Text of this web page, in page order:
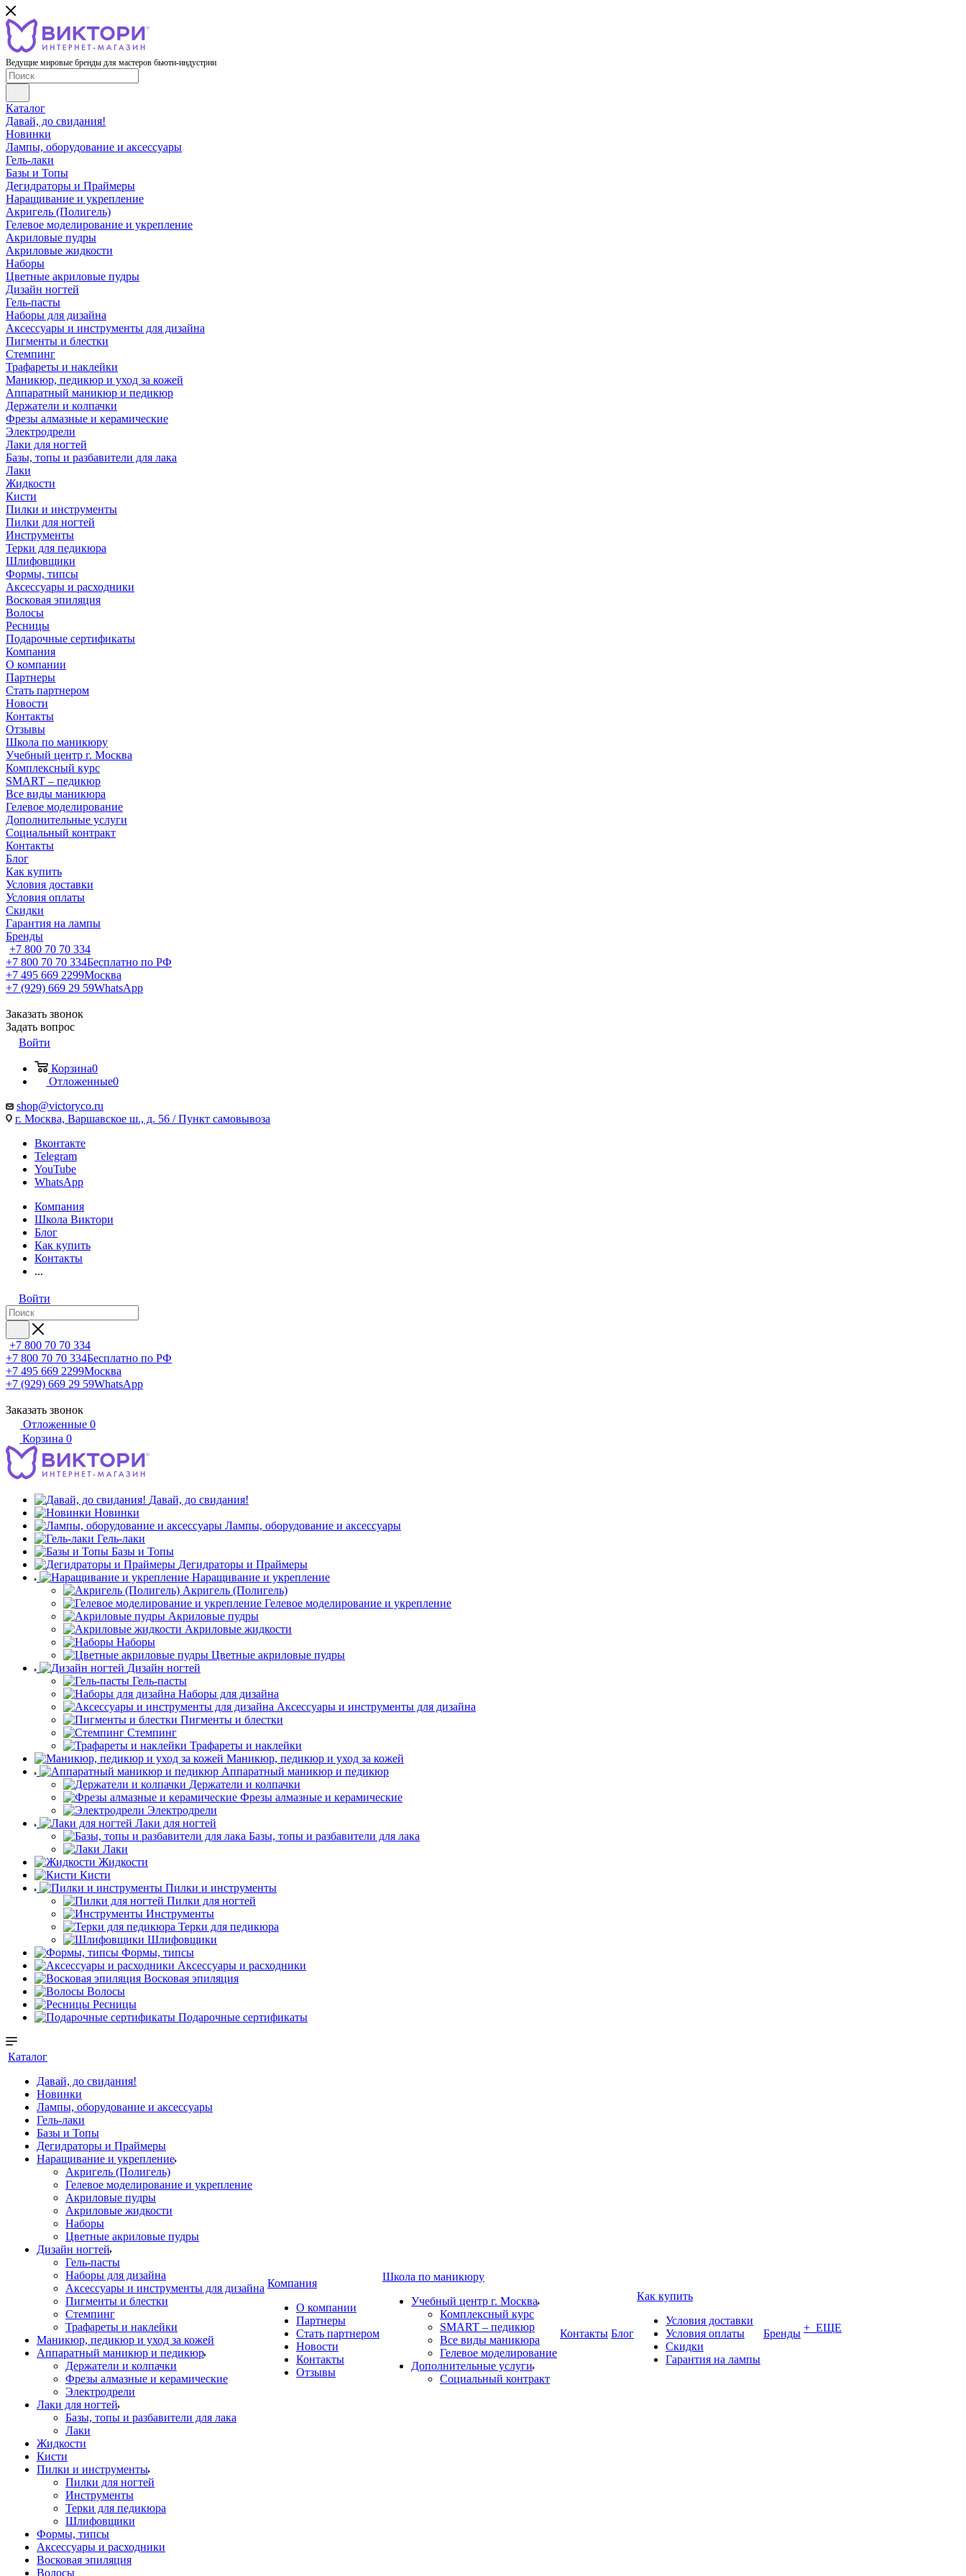
Ведущие мировые бренды для мастеров бьюти-индустрии
Каталог
Давай, до свидания!
Новинки
Лампы, оборудование и аксессуары
Гель-лаки
Базы и Топы
Дегидраторы и Праймеры
Наращивание и укрепление
Акригель (Полигель)
Гелевое моделирование и укрепление
Акриловые пудры
Акриловые жидкости
Наборы
Цветные акриловые пудры
Дизайн ногтей
Гель-пасты
Наборы для дизайна
Аксессуары и инструменты для дизайна
Пигменты и блестки
Стемпинг
Трафареты и наклейки
Маникюр, педикюр и уход за кожей
Аппаратный маникюр и педикюр
Держатели и колпачки
Фрезы алмазные и керамические
Электродрели
Лаки для ногтей
Базы, топы и разбавители для лака
Лаки
Жидкости
Кисти
Пилки и инструменты
Пилки для ногтей
Инструменты
Терки для педикюра
Шлифовщики
Формы, типсы
Аксессуары и расходники
Восковая эпиляция
Волосы
Ресницы
Подарочные сертификаты
Компания
О компании
Партнеры
Стать партнером
Новости
Контакты
Отзывы
Школа по маникюру
Учебный центр г. Москва
Комплексный курс
SMART – педикюр
Все виды маникюра
Гелевое моделирование
Дополнительные услуги
Социальный контракт
Контакты
Блог
Как купить
Условия доставки
Условия оплаты
Скидки
Гарантия на лампы
Бренды
+7 800 70 70 334
+7 800 70 70 334Бесплатно по РФ
+7 495 669 2299Москва
+7 (929) 669 29 59WhatsApp
Заказать звонок
Задать вопрос
Войти
Корзина0
Отложенные0
shop@victoryco.ru
г. Москва, Варшавское ш., д. 56 / Пункт самовывоза
Вконтакте
Telegram
YouTube
WhatsApp
Компания
Школа Виктори
Блог
Как купить
Контакты
...
Войти
+7 800 70 70 334
+7 800 70 70 334Бесплатно по РФ
+7 495 669 2299Москва
+7 (929) 669 29 59WhatsApp
Заказать звонок
Отложенные 0
Корзина 0
Давай, до свидания!
Новинки
Лампы, оборудование и аксессуары
Гель-лаки
Базы и Топы
Дегидраторы и Праймеры
Наращивание и укрепление
Акригель (Полигель)
Гелевое моделирование и укрепление
Акриловые пудры
Акриловые жидкости
Наборы
Цветные акриловые пудры
Дизайн ногтей
Гель-пасты
Наборы для дизайна
Аксессуары и инструменты для дизайна
Пигменты и блестки
Стемпинг
Трафареты и наклейки
Маникюр, педикюр и уход за кожей
Аппаратный маникюр и педикюр
Держатели и колпачки
Фрезы алмазные и керамические
Электродрели
Лаки для ногтей
Базы, топы и разбавители для лака
Лаки
Жидкости
Кисти
Пилки и инструменты
Пилки для ногтей
Инструменты
Терки для педикюра
Шлифовщики
Формы, типсы
Аксессуары и расходники
Восковая эпиляция
Волосы
Ресницы
Подарочные сертификаты
Каталог
Давай, до свидания!
Новинки
Лампы, оборудование и аксессуары
Гель-лаки
Базы и Топы
Дегидраторы и Праймеры
Наращивание и укрепление
Акригель (Полигель)
Гелевое моделирование и укрепление
Акриловые пудры
Акриловые жидкости
Наборы
Цветные акриловые пудры
Дизайн ногтей
Гель-пасты
Наборы для дизайна
Аксессуары и инструменты для дизайна
Пигменты и блестки
Стемпинг
Трафареты и наклейки
Маникюр, педикюр и уход за кожей
Аппаратный маникюр и педикюр
Держатели и колпачки
Фрезы алмазные и керамические
Электродрели
Лаки для ногтей
Базы, топы и разбавители для лака
Лаки
Жидкости
Кисти
Пилки и инструменты
Пилки для ногтей
Инструменты
Терки для педикюра
Шлифовщики
Формы, типсы
Аксессуары и расходники
Восковая эпиляция
Волосы
Компания
О компании
Партнеры
Стать партнером
Новости
Контакты
Отзывы
Школа по маникюру
Учебный центр г. Москва
Комплексный курс
SMART – педикюр
Все виды маникюра
Гелевое моделирование
Дополнительные услуги
Социальный контракт
Контакты Блог
Как купить
Условия доставки
Условия оплаты
Скидки
Гарантия на лампы
Бренды + ЕЩЕ